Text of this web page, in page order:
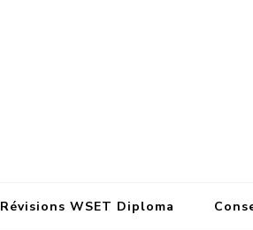
Révisions WSET Diploma